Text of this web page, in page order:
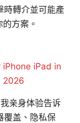
轉介並可能產
方案。
iPad in
2026
亲身体验告诉
覆盖、隐私保